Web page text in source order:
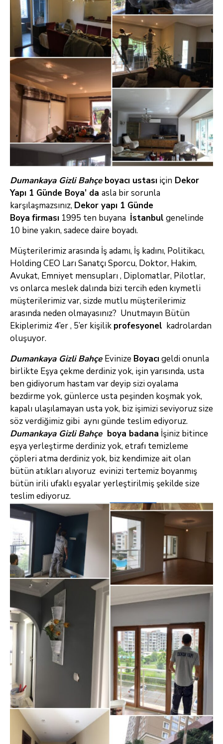
Dumankaya Gizli Bahçe boyacı ustası için Dekor
Yapı 1 Günde Boya’ da asla bir sorunla
karşılaşmazsınız, Dekor yapı 1 Günde
Boya firması 1995 ten buyana İstanbul genelinde
10 bine yakın, sadece daire boyadı.
Müşterilerimiz arasında İş adamı, İş kadını, Politikacı,
Holding CEO Ları Sanatçı Sporcu, Doktor, Hakim,
Avukat, Emniyet mensupları , Diplomatlar, Pilotlar,
vs onlarca meslek dalında bizi tercih eden kıymetli
müşterilerimiz var, sizde mutlu müşterilerimiz
arasında neden olmayasınız? Unutmayın Bütün
Ekiplerimiz 4’er , 5’er kişilik profesyonel kadrolardan
oluşuyor.
Dumankaya Gizli Bahçe Evinize Boyacıgeldi onunla
birlikte Eşya çekme derdiniz yok, işin yarısında, usta
ben gidiyorum hastam var deyip sizi oyalama
bezdirme yok, günlerce usta peşinden koşmak yok,
kapalı ulaşılamayan usta yok, biz işimizi seviyoruz size
söz verdiğimiz gibi aynı günde teslim ediyoruz.
Dumankaya Gizli Bahçe boya badana İşiniz bitince
eşya yerleştirme derdiniz yok, etrafı temizleme
çöpleri atma derdiniz yok, biz kendimize ait olan
bütün atıkları alıyoruz evinizi tertemiz boyanmış
bütün irili ufaklı eşyalar yerleştirilmiş şekilde size
teslim ediyoruz.